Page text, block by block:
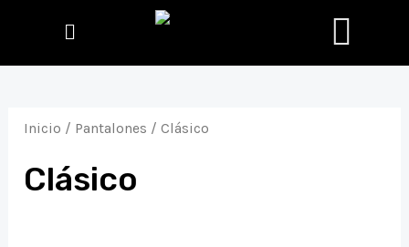
contenido
Inicio / Pantalones / Clásico
Clásico